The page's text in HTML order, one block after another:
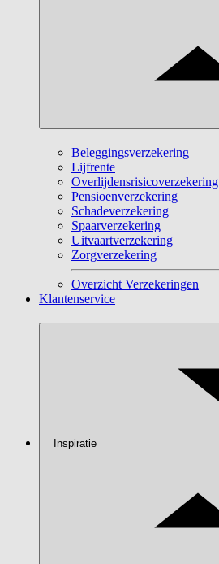
Beleggingsverzekering
Lijfrente
Overlijdensrisicoverzekering
Pensioenverzekering
Schadeverzekering
Spaarverzekering
Uitvaartverzekering
Zorgverzekering
Overzicht Verzekeringen
Klantenservice
Inspiratie